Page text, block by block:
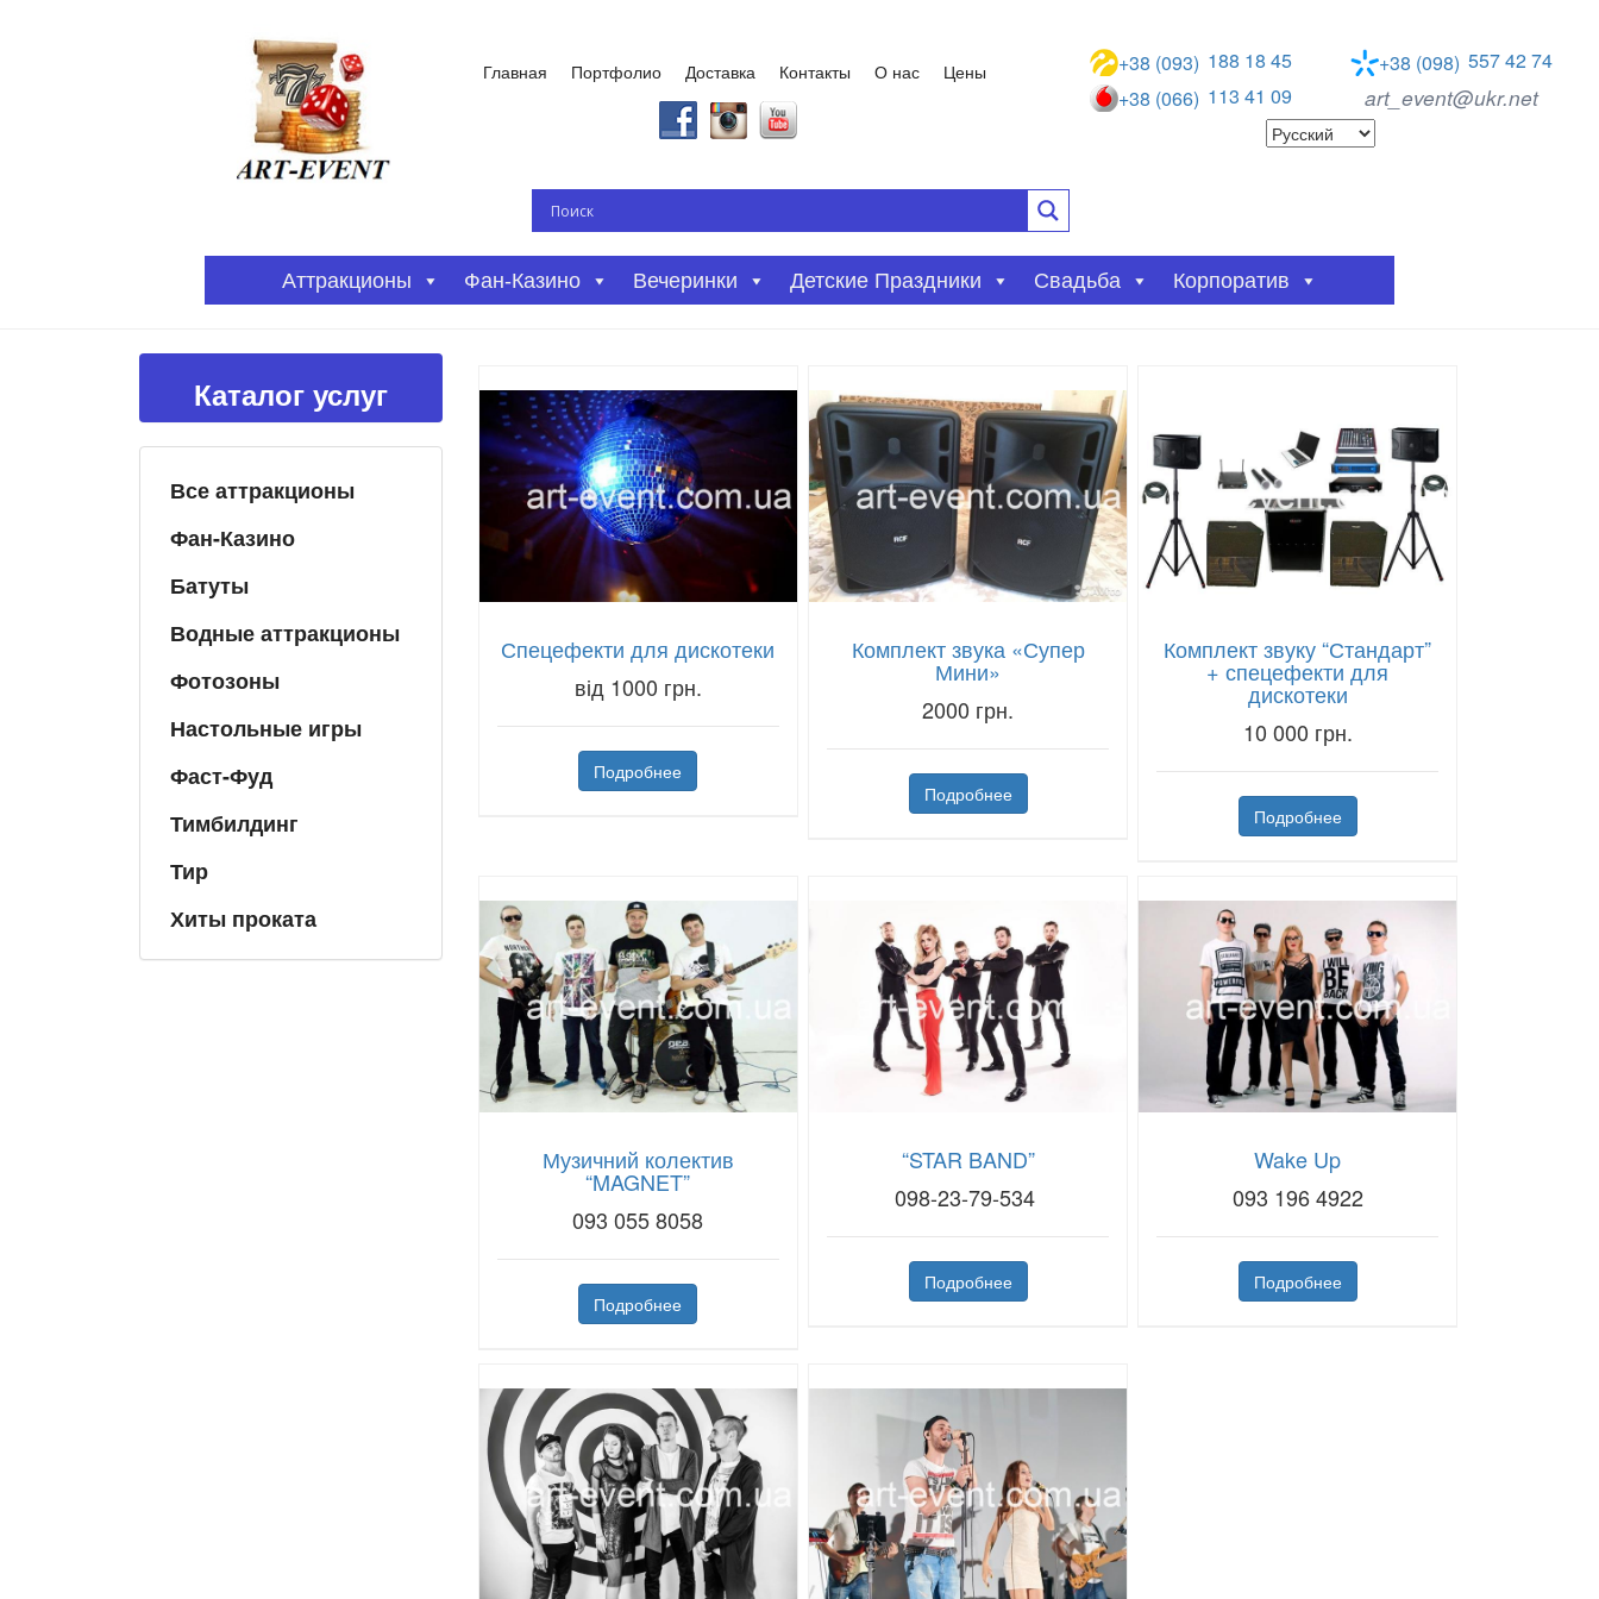
Главная Портфолио Доставка Контакты О нас Цены +38 (093) 188 18 45 +38 (098) 557 42 74
+38 (066) 113 41 09 art_event@ukr.net
Аттракционы Фан-Казино Вечеринки Детские Праздники Свадьба Корпоратив
Каталог услуг
Все аттракционы
Фан-Казино
Батуты
Водные аттракционы
Фотозоны
Настольные игры
Фаст-Фуд
Тимбилдинг
Тир
Хиты проката
Спецефекти для дискотеки
від 1000 грн.
Подробнее
Комплект звука «Супер
Мини»
2000 грн.
Подробнее
Комплект звуку “Стандарт”
+ спецефекти для
дискотеки
10 000 грн.
Подробнее
Музичний колектив
“MAGNET”
093 055 8058
Подробнее
“STAR BAND”
098-23-79-534
Подробнее
Wake Up
093 196 4922
Подробнее